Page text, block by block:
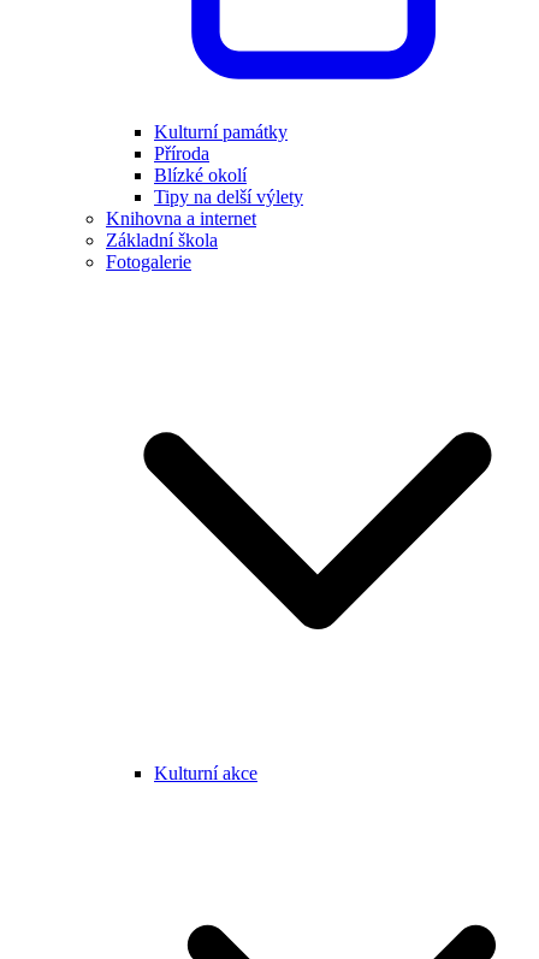
Kulturní památky
Příroda
Blízké okolí
Tipy na delší výlety
Knihovna a internet
Základní škola
Fotogalerie
Kulturní akce